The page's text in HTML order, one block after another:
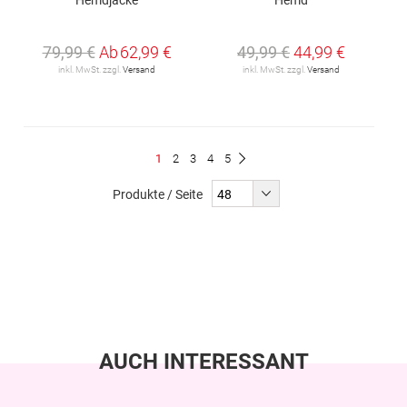
79,99 € Ab62,99 €
inkl. MwSt. zzgl. Versand
49,99 €44,99 €
inkl. MwSt. zzgl. Versand
Du
1 Seite
2 Seite
3 Seite
4 Seite
5
Produkte / Seite
AUCH INTERESSANT